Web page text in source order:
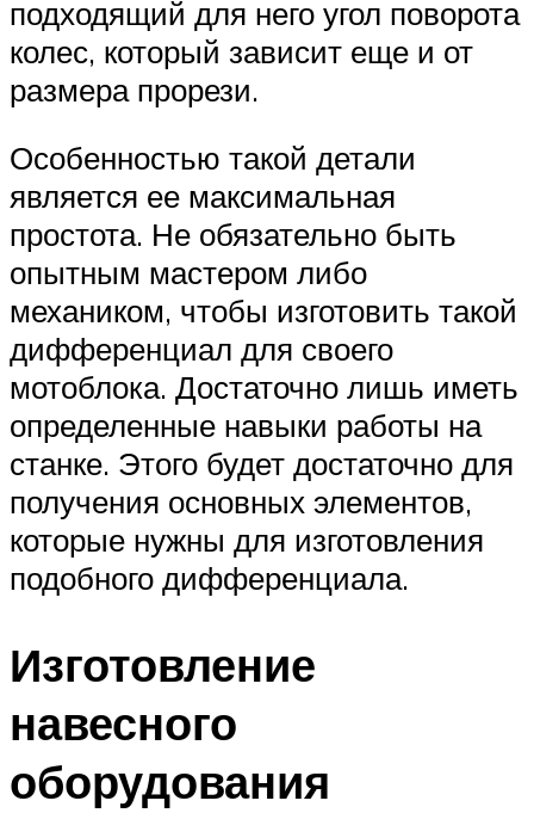
подходящий для него угол поворота
колес, который зависит еще и от
размера прорези.
Особенностью такой детали
является ее максимальная
простота. Не обязательно быть
опытным мастером либо
механиком, чтобы изготовить такой
дифференциал для своего
мотоблока. Достаточно лишь иметь
определенные навыки работы на
станке. Этого будет достаточно для
получения основных элементов,
которые нужны для изготовления
подобного дифференциала.
Изготовление
навесного
оборудования